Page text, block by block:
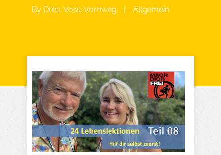
By Dres. Voss-Vornweg Allgemein